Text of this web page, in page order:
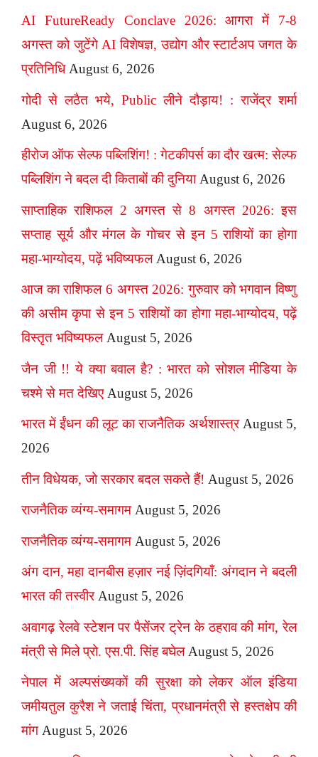
AI FutureReady Conclave 2026: आगरा में 7-8
अगस्त को जुटेंगे AI विशेषज्ञ, उद्योग और स्टार्टअप जगत के
प्रतिनिधि August 6, 2026
गोदी से लठैत भये, Public लीने दौड़ाय! : राजेंद्र शर्मा
August 6, 2026
हीरोज ऑफ सेल्फ पब्लिशिंग! : गेटकीपर्स का दौर खत्म: सेल्फ
पब्लिशिंग ने बदल दी किताबों की दुनिया August 6, 2026
साप्ताहिक राशिफल 2 अगस्त से 8 अगस्त 2026: इस
सप्ताह सूर्य और मंगल के गोचर से इन 5 राशियों का होगा
महा-भाग्योदय, पढ़ें भविष्यफल August 6, 2026
आज का राशिफल 6 अगस्त 2026: गुरुवार को भगवान विष्णु
की असीम कृपा से इन 5 राशियों का होगा महा-भाग्योदय, पढ़ें
विस्तृत भविष्यफल August 5, 2026
जैन जी !! ये क्या बवाल है? : भारत को सोशल मीडिया के
चश्मे से मत देखिए August 5, 2026
भारत में ईंधन की लूट का राजनैतिक अर्थशास्त्र August 5,
2026
तीन विधेयक, जो सरकार बदल सकते हैं! August 5, 2026
राजनैतिक व्यंग्य-समागम August 5, 2026
राजनैतिक व्यंग्य-समागम August 5, 2026
अंग दान, महा दानबीस हज़ार नई ज़िंदगियाँ: अंगदान ने बदली
भारत की तस्वीर August 5, 2026
अवागढ़ रेलवे स्टेशन पर पैसेंजर ट्रेन के ठहराव की मांग, रेल
मंत्री से मिले प्रो. एस.पी. सिंह बघेल August 5, 2026
नेपाल में अल्पसंख्यकों की सुरक्षा को लेकर ऑल इंडिया
जमीयतुल कुरैश ने जताई चिंता, प्रधानमंत्री से हस्तक्षेप की
मांग August 5, 2026